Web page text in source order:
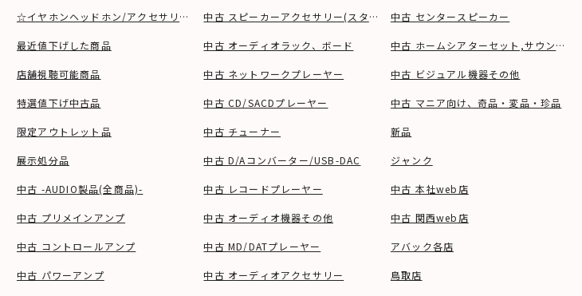
☆イヤホンヘッドホン/アクセサリSALE☆
最近値下げした商品
店舗視聴可能商品
特選値下げ中古品
限定アウトレット品
展示処分品
中古 -AUDIO製品(全商品)-
中古 プリメインアンプ
中古 コントロールアンプ
中古 パワーアンプ
中古 スピーカーアクセサリー(スタンド等)
中古 オーディオラック、ボード
中古 ネットワークプレーヤー
中古 CD/SACDプレーヤー
中古 チューナー
中古 D/Aコンバーター/USB-DAC
中古 レコードプレーヤー
中古 オーディオ機器その他
中古 MD/DATプレーヤー
中古 オーディオアクセサリー
中古 センタースピーカー
中古 ホームシアターセット,サウンドバー
中古 ビジュアル機器その他
中古 マニア向け、奇品・変品・珍品
新品
ジャンク
中古 本社web店
中古 関西web店
アバック各店
鳥取店